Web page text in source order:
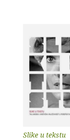
Slike u tekstu